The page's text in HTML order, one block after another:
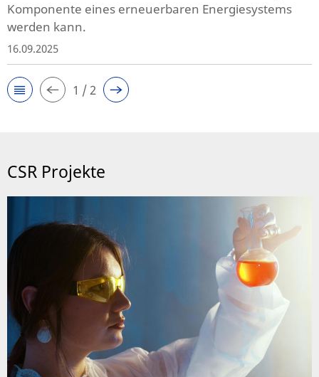
Komponente eines erneuerbaren Energiesystems
werden kann.
16.09.2025
1 / 2
CSR Projekte